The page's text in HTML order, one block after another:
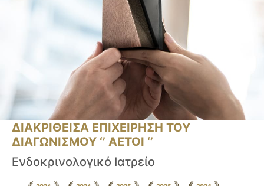
ΔΙΑΚΡΙΘΕΙΣΑ ΕΠΙΧΕΙΡΗΣΗ ΤΟΥ
ΔΙΑΓΩΝΙΣΜΟΥ ‘’ ΑΕΤΟΙ ‘’
Ενδοκρινολογικό Ιατρείο